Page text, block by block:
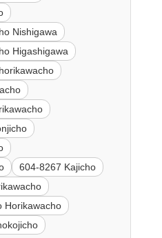
Nishigawa
Higashigawa
604-8267 Kajicho
Horikawacho